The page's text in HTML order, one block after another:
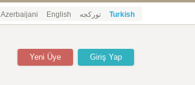
Azerbaijani English تورکجه Turkish
Giriş Yap
Yeni Üye